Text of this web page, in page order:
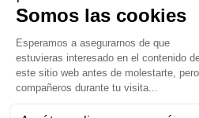
Blog
Suscríbete a